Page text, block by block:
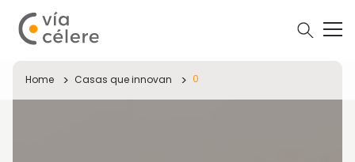
Home Casas que innovan 0